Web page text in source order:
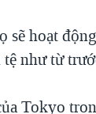
sẽ hoạt
như từ
Tokyo